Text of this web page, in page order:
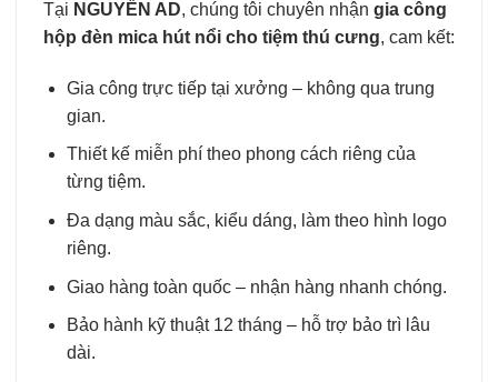
Tại NGUYỄN AD, chúng tôi chuyên nhận gia công
hộp đèn mica hút nổi cho tiệm thú cưng, cam kết:
Gia công trực tiếp tại xưởng – không qua trung
gian.
Thiết kế miễn phí theo phong cách riêng của
từng tiệm.
Đa dạng màu sắc, kiểu dáng, làm theo hình logo
riêng.
Giao hàng toàn quốc – nhận hàng nhanh chóng.
Bảo hành kỹ thuật 12 tháng – hỗ trợ bảo trì lâu
dài.